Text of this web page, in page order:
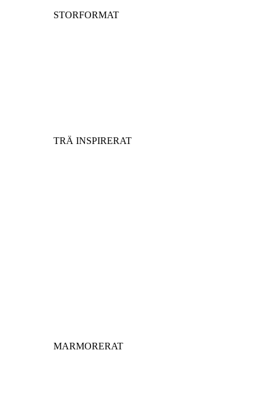
STORFORMAT
TRÄ INSPIRERAT
MARMORERAT